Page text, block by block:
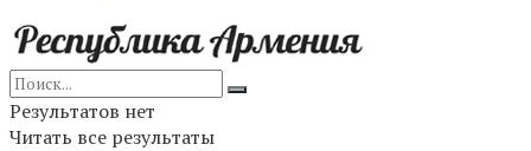
Результатов нет
Читать все результаты